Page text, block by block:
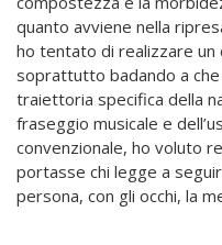
quanto avviene nella
ho tentato di realizzare un
soprattutto badando a
traiettoria specifica della
fraseggio musicale e
convenzionale, ho voluto
portasse chi legge a
persona, con gli occhi, la